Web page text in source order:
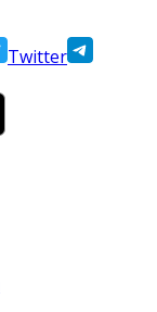
Twitter